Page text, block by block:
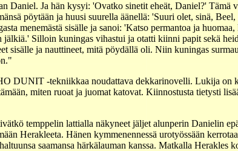
Daniel. Ja hän kysyi: 'Ovatko sinetit eheät, Daniel?' Tämä
pöytään ja huusi suurella äänellä: 'Suuri olet, sinä, Beel,
menemästä sisälle ja sanoi: 'Katso permantoa ja huomaa,
Silloin kuningas vihastui ja otatti kiinni papit sekä
sisälle ja nauttineet, mitä pöydällä oli. Niin kuningas
DUNIT -tekniikkaa noudattava dekkarinovelli. Lukija on
miten ruoat ja juomat katovat. Kiinnostusta tietysti
temppelin lattialla näkyneet jäljet alunperin Danielin
Herakleeta. Hänen kymmenennessä urotyössään
saamansa härkälauman kanssa. Matkalla Herakles